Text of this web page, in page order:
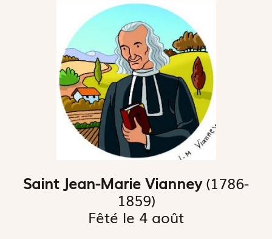
Saint Jean-Marie Vianney(1786-
1859)
Fêté le 4 août